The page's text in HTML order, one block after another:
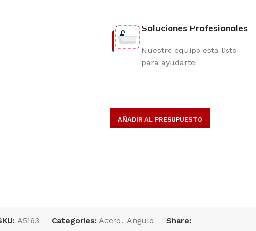
Soluciones Profesionales
Nuestro equipo esta listo
para ayudarte
AÑADIR AL PRESUPUESTO
A5163 Categories: Acero , Angulo Share: